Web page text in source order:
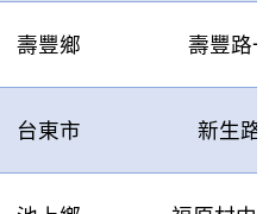
壽豐鄉 壽豐路
台東市 新生路